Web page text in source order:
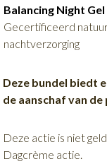
Balancing Night Gel
Gecertificeerd
nachtverzorging
Deze bundel biedt
de aanschaf van
Deze actie is niet
Dagcrème actie.